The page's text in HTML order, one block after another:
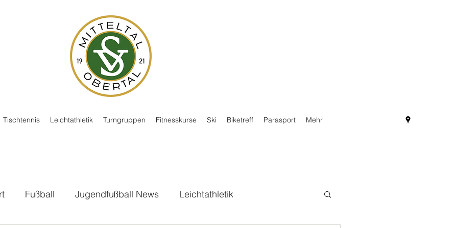
Tischtennis Leichtathletik Turngruppen Fitnesskurse Ski Biketreff Parasport Mehr
Fußball Jugendfußball News Leichtathletik